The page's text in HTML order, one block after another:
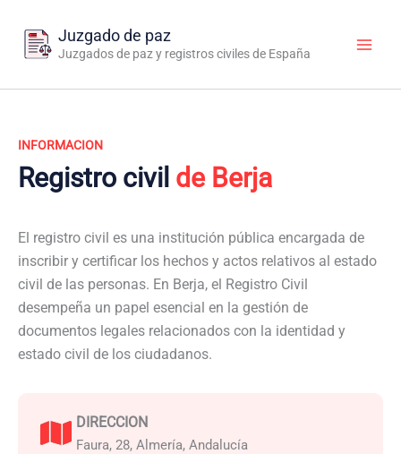
contenido
Juzgado de paz
Juzgados de paz y registros civiles de España
INFORMACION
Registro civil de Berja
El registro civil es una institución pública encargada de
inscribir y certificar los hechos y actos relativos al estado
civil de las personas. En Berja, el Registro Civil
desempeña un papel esencial en la gestión de
documentos legales relacionados con la identidad y
estado civil de los ciudadanos.
DIRECCION
Faura, 28, Almería, Andalucía